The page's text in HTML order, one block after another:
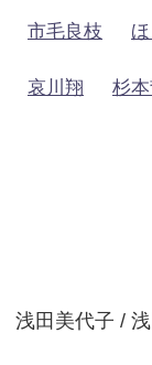
市毛良枝
哀川翔 杉
浅田美代子 /